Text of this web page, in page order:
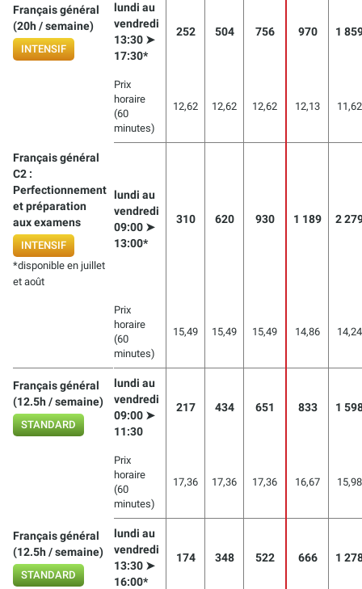
Français général
(20h / semaine)
INTENSIF
lundi au
vendredi
13:30 ➤
17:30*
252 504 756 970 1
Prix
horaire
(60
minutes)
12,62 12,62 12,62 12,13 11,62
Français général
C2 :
Perfectionnement
et préparation
aux examens
INTENSIF
*disponible en juillet
et août
lundi au
vendredi
09:00 ➤
13:00*
310 620 930 1 189 2
Prix
horaire
(60
minutes)
15,49 15,49 15,49 14,86 14,24
Français général
(12.5h / semaine)
STANDARD
lundi au
vendredi
09:00 ➤
11:30
217 434 651 833 1
Prix
horaire
(60
minutes)
17,36 17,36 17,36 16,67 15,98
Français général
(12.5h / semaine)
STANDARD
lundi au
vendredi
13:30 ➤
16:00*
174 348 522 666 1